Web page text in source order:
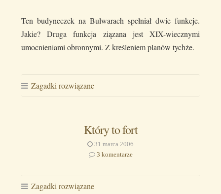
Ten budyneczek na Bulwarach spełniał dwie funkcje.
Jakie? Druga funkcja ziązana jest XIX-wiecznymi
umocnieniami obronnymi. Z kreśleniem planów tychże.
Zagadki rozwiązane
Który to fort
31 marca 2006
3 komentarze
Zagadki rozwiązane